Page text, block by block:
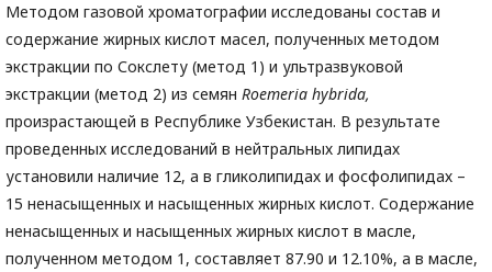
Методом газовой хроматографии исследованы состав и
содержание жирных кислот масел, полученных методом
экстракции по Сокслету (метод 1) и ультразвуковой
экстракции (метод 2) из семян Roemeria hybrida,
произрастающей в Республике Узбекистан. В результате
проведенных исследований в нейтральных липидах
установили наличие 12, а в гликолипидах и фосфолипидах –
15 ненасыщенных и насыщенных жирных кислот. Содержание
ненасыщенных и насыщенных жирных кислот в масле,
полученном методом 1, составляет 87.90 и 12.10%, а в масле,